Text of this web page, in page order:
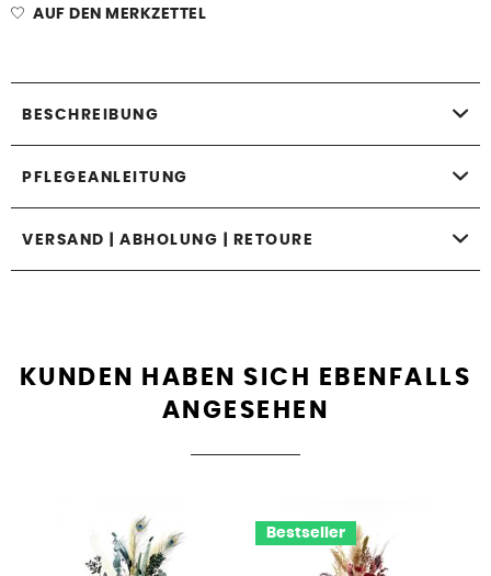
AUF DEN MERKZETTEL
BESCHREIBUNG
PFLEGEANLEITUNG
VERSAND | ABHOLUNG | RETOURE
KUNDEN HABEN SICH EBENFALLS
ANGESEHEN
Bestseller